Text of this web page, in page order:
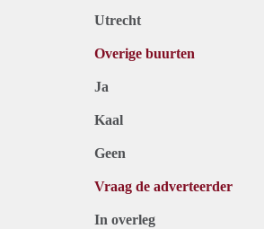
Utrecht
Overige buurten
Ja
Kaal
Geen
Vraag de adverteerder
In overleg